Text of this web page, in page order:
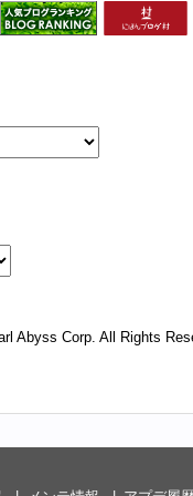
Abyss Corp. All Rights